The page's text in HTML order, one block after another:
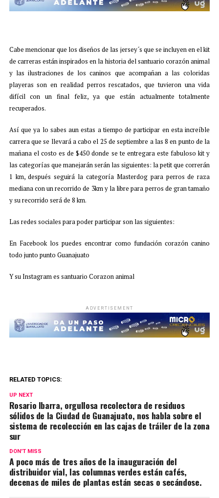
Cabe mencionar que los diseños de las jersey´s que se incluyen en el kit
de carreras están inspirados en la historia del santuario corazón animal
y las ilustraciones de los caninos que acompañan a las coloridas
playeras son en realidad perros rescatados, que tuvieron una vida
difícil con un final feliz, ya que están actualmente totalmente
recuperados.
Así que ya lo sabes aun estas a tiempo de participar en esta increíble
carrera que se llevará a cabo el 25 de septiembre a las 8 en punto de la
mañana el costo es de $450 donde se te entregara este fabuloso kit y
las categorías que manejarán serán las siguientes: la petit que correrán
1 km, después seguirá la categoría Masterdog para perros de raza
mediana con un recorrido de 3km y la libre para perros de gran tamaño
y su recorrido será de 8 km.
Las redes sociales para poder participar son las siguientes:
En Facebook los puedes encontrar como fundación corazón canino
todo junto punto Guanajuato
Y su Instagram es santuario Corazon animal
ADVERTISEMENT
RELATED TOPICS:
UP NEXT
Rosario Ibarra, orgullosa recolectora de residuos
sólidos de la Ciudad de Guanajuato, nos habla sobre el
sistema de recolección en las cajas de tráiler de la zona
sur
DON'T MISS
A poco más de tres años de la inauguración del
distribuidor vial, las columnas verdes están cafés,
decenas de miles de plantas están secas o secándose.